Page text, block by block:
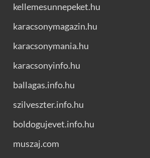
kellemesunnepeket.hu
karacsonymagazin.hu
karacsonymania.hu
karacsonyinfo.hu
ballagas.info.hu
szilveszter.info.hu
boldogujevet.info.hu
muszaj.com